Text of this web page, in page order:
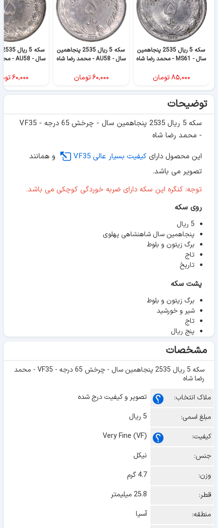
سکه 5 ریال 2535 پنجاهمین
سال - MS61 - محمد رضا شاه
۸۵,۰۰۰تومان
سکه 5 ریال 2535 پنجاهمین
سال - AU58 - محمد رضا شاه
۶۰,۰۰۰تومان
سال - AU58 - محمد رضا شاه
۶۰,۰۰۰
توضیحات
سکه 5 ریال 2535 پنجاهمین سال - چرخش 65 درجه - VF35
- محمد رضا شاه
این محصول دارای کیفیت بسیار عالی VF35
و همانند
تصویر می باشد.
توجه: کنگره این سکه دارای ضربه خوردگی کوچکی می باشد.
روی سکه
5 ریال
پنجاهمین سال شاهنشاهی پهلوی
برگ زیتون و بلوط
تاج
تاریخ
پشت سکه
برگ زیتون و بلوط
شیر و خورشید
تاج
پنج ریال
مشخصات
سکه 5 ریال 2535 پنجاهمین سال - چرخش 65 درجه - VF35 - محمد
رضا شاه
ملاک انتخاب:
تصویر و کیفیت درج شده
مبلغ اسمی:
5 ریال
کیفیت:
Very Fine (VF)
جنس:
نیکل
وزن:
4.7 گرم
قطر:
25.8 میلیمتر
منطقه:
آسیا